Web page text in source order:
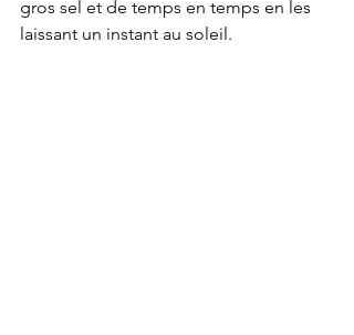
gros sel et de temps en temps en les
laissant un instant au soleil.